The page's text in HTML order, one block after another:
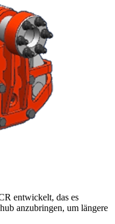
entwickelt, das es
anzubringen, um längere